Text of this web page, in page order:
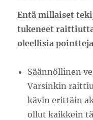
Entä millaiset
tukeneet
oleellisia
Säännöllinen
Varsinkin
kävin erittäin
ollut kaikkein